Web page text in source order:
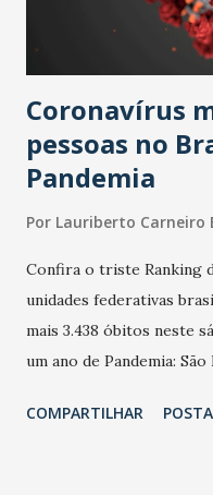
(atual Praça José de
determina o fim da
Coronavírus
pessoas no
Pandemia
Por Lauriberto Carneiro
Confira o triste Ranking
unidades federativas
mais 3.438 óbitos neste
um ano de Pandemia:
Paraná - 16.124. Bahia -
COMPARTILHAR